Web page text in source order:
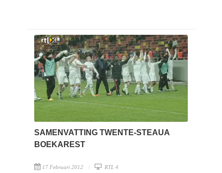
SAMENVATTING TWENTE-STEAUA
BOEKAREST
17 Februari 2012 RTL 4